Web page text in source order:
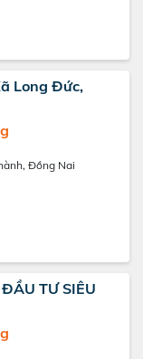
Long Đức,
Đồng Nai
TƯ SIÊU